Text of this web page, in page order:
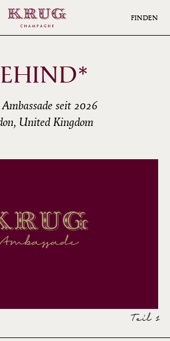
FINDEN
seit 2026
United Kingdom
Teil 1